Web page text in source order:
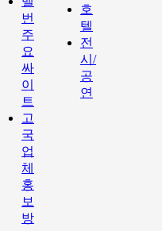
번
주
요
싸
이
트
고
국
업
체
홍
보
방
호
텔
전
시/
공
연